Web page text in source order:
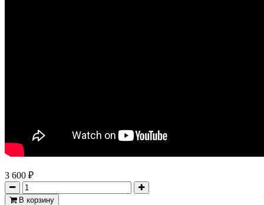
3 600 ₽
В корзину